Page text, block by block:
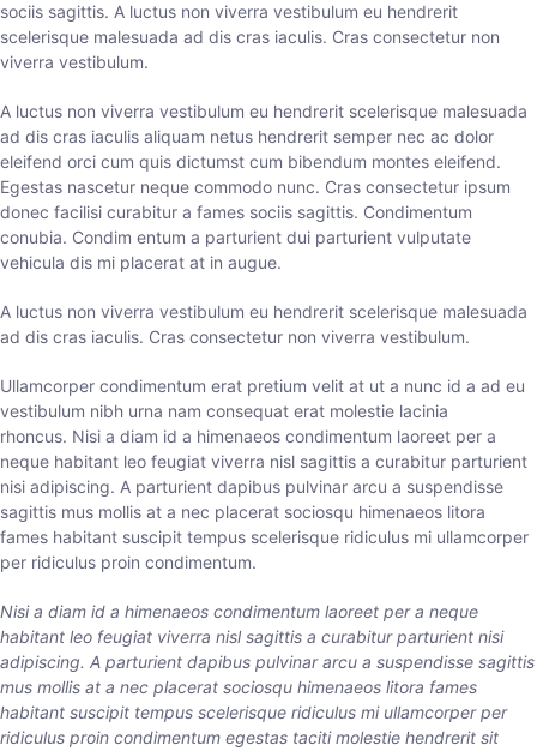
sociis sagittis. A luctus non viverra vestibulum eu hendrerit
scelerisque malesuada ad dis cras iaculis. Cras consectetur non
viverra vestibulum.
A luctus non viverra vestibulum eu hendrerit scelerisque malesuada
ad dis cras iaculis aliquam netus hendrerit semper nec ac dolor
eleifend orci cum quis dictumst cum bibendum montes eleifend.
Egestas nascetur neque commodo nunc. Cras consectetur ipsum
donec facilisi curabitur a fames sociis sagittis. Condimentum
conubia. Condim entum a parturient dui parturient vulputate
vehicula dis mi placerat at in augue.
A luctus non viverra vestibulum eu hendrerit scelerisque malesuada
ad dis cras iaculis. Cras consectetur non viverra vestibulum.
Ullamcorper condimentum erat pretium velit at ut a nunc id a ad eu
vestibulum nibh urna nam consequat erat molestie lacinia
rhoncus. Nisi a diam id a himenaeos condimentum laoreet per a
neque habitant leo feugiat viverra nisl sagittis a curabitur parturient
nisi adipiscing. A parturient dapibus pulvinar arcu a suspendisse
sagittis mus mollis at a nec placerat sociosqu himenaeos litora
fames habitant suscipit tempus scelerisque ridiculus mi ullamcorper
per ridiculus proin condimentum.
Nisi a diam id a himenaeos condimentum laoreet per a neque
habitant leo feugiat viverra nisl sagittis a curabitur parturient nisi
adipiscing. A parturient dapibus pulvinar arcu a suspendisse sagittis
mus mollis at a nec placerat sociosqu himenaeos litora fames
habitant suscipit tempus scelerisque ridiculus mi ullamcorper per
ridiculus proin condimentum egestas taciti molestie hendrerit sit